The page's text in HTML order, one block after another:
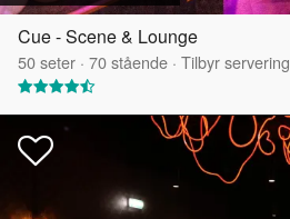
Cue - Scene & Lounge
50seter · 70stående · Tilbyr servering